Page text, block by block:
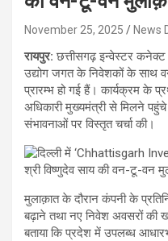
November 25, 2025 News
रायपुर: छत्तीसगढ़ इन्वेस्टर कनेक्ट
उद्योग जगत के निवेशकों के साथ
प्रारम्भ हो गई हैं। कार्यक्रम के
अधिकारी मुख्यमंत्री से मिलने
संभावनाओं पर विस्तृत चर्चा की।
मुलाक़ात के दौरान कंपनी के
बढ़ाने तथा नए निवेश अवसरों की
बताया कि प्रदेश में उपलब्ध